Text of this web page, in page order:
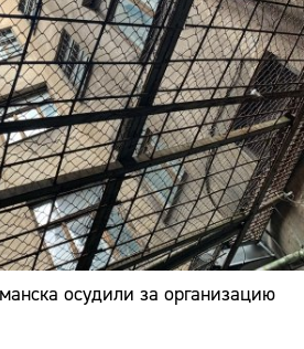
осудили за организацию